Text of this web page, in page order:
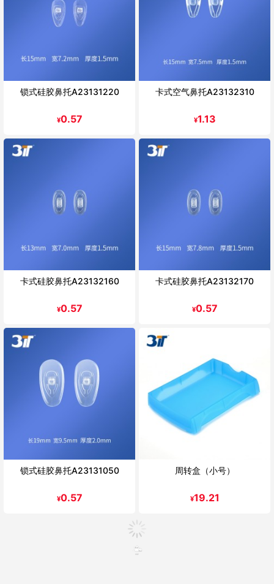
锁式硅胶鼻托A23131220
¥0.57
卡式空气鼻托A23132310
¥1.13
卡式硅胶鼻托A23132160
¥0.57
卡式硅胶鼻托A23132170
¥0.57
锁式硅胶鼻托A23131050
¥0.57
周转盒（小号）
¥19.21